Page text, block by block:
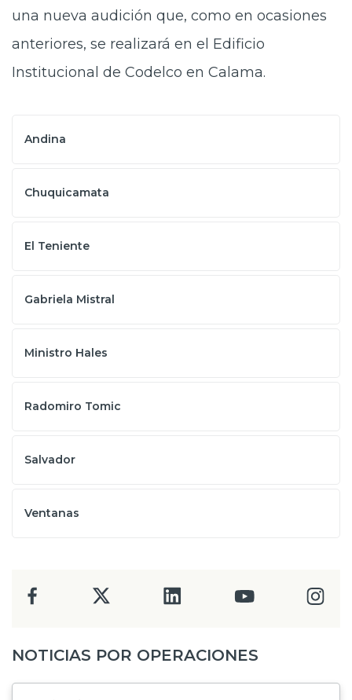
una nueva audición que, como en ocasiones
anteriores, se realizará en el Edificio
Institucional de Codelco en Calama.
Andina
Chuquicamata
El Teniente
Gabriela Mistral
Ministro Hales
Radomiro Tomic
Salvador
Ventanas
NOTICIAS POR OPERACIONES